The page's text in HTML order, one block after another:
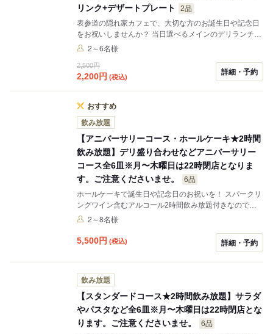
リンク+デザートプレート
2品
表参道の隠れ家カフェで、大切な方のお誕生日や記念日
をお祝いしませんか？ 当日選べるメインのデリランチと
フリードリンク、ご人数分のデザート盛り合わせプレー
メッセージをつけられるので記念日や誕生日のサプライ
ズにもおすすめ！ お友達や会社の方とのカジュアルラン
2～6名様
2,500円
2,200円 (税込)
詳細・予約
おすすめ
飲み放題
【アニバーサリーコース・ホールケーキ★2時間
飲み放題】デリ盛り合わせなどアニバーサリー
コース全6皿※月〜木曜日は22時閉店となりま
す。ご注意くださいませ。
6品
ホールケーキで誕生日や記念日のお祝いを！ スパークリ
ングワイン含むアルコール2時間飲み放題付きなので、
ゆっくりお話ししながらお酒を楽しめます。 お食事は鮮
をご用意。
2～8名様
5,500円 (税込) 詳細・予約
飲み放題
【スタンダードコース★2時間飲み放題】サラダ
やパスタなど全6皿※月〜木曜日は22時閉店とな
ります。ご注意くださいませ。
6品